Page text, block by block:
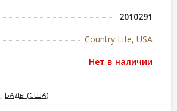
2010291
Country Life, USA
Нет в наличии
, БАДы (США)